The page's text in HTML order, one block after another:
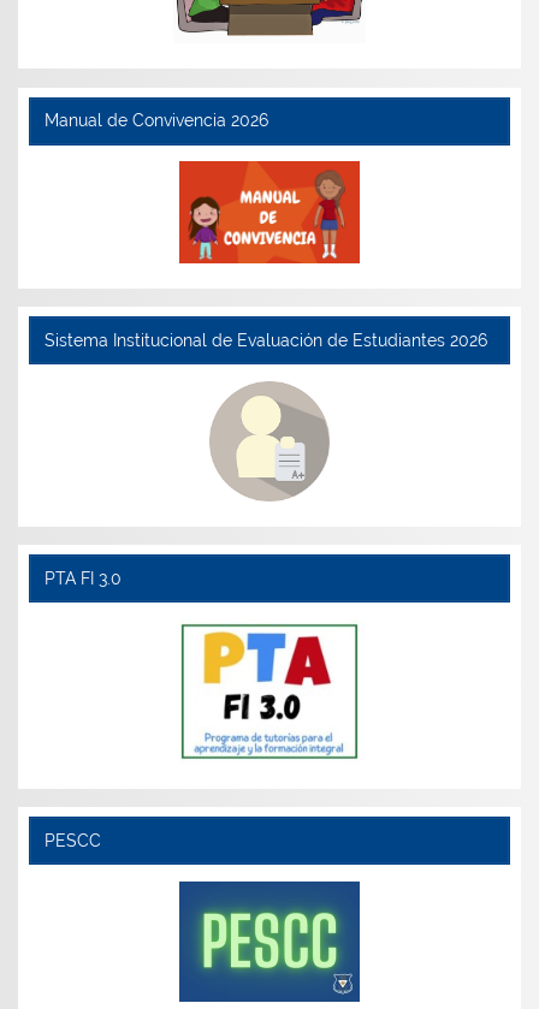
Manual de Convivencia 2026
Sistema Institucional de Evaluación de Estudiantes 2026
PTA FI 3.0
PESCC